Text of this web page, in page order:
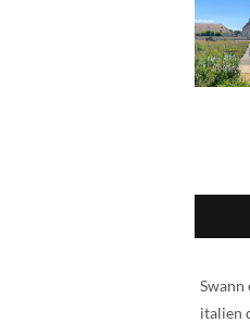
Swann
italien